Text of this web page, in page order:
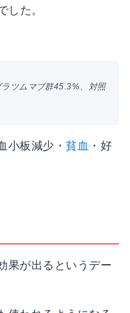
した。
ツムマブ群45.3%、対照
小板減少・貧血 ・好
果が出るというデー